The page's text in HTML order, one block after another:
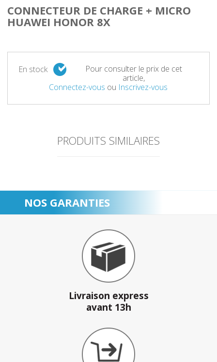
CONNECTEUR DE CHARGE + MICRO
HUAWEI HONOR 8X
En stock
Pour consulter le prix de cet
article,
Connectez-vous ou Inscrivez-vous
PRODUITS SIMILAIRES
NOS GARANTIES
Livraison express
avant 13h